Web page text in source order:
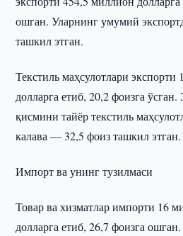
ошган. Уларнинг умумий
ташкил этган.
Текстиль маҳсулотлари
долларга етиб, 20,2 фоизга
қисмини тайёр текстиль
калава — 32,5 фоиз ташкил этган.
Импорт ва унинг тузилмаси
Товар ва хизматлар импорти 16
долларга етиб, 26,7 фоизга